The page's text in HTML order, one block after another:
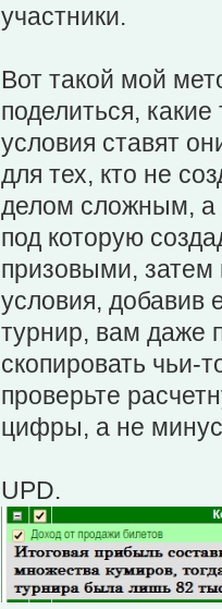
участники.
Вот такой мой
поделиться,
условия ставят
для тех, кто не
делом сложным, а
под которую
призовыми, затем
условия, добавив
турнир, вам даже
скопировать чьи-
проверьте
цифры, а не
UPD.